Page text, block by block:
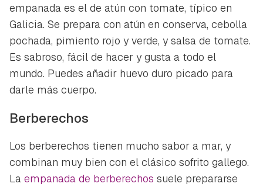
empanada es el de atún con tomate, típico en
Galicia. Se prepara con atún en conserva, cebolla
pochada, pimiento rojo y verde, y salsa de tomate.
Es sabroso, fácil de hacer y gusta a todo el
mundo. Puedes añadir huevo duro picado para
darle más cuerpo.
Berberechos
Los berberechos tienen mucho sabor a mar, y
combinan muy bien con el clásico sofrito gallego.
La empanada de berberechos suele prepararse